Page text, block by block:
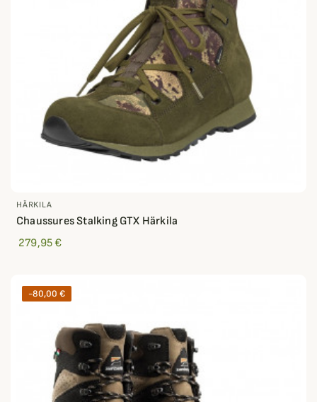
HÄRKILA
Chaussures Stalking GTX Härkila
279,95 €
-80,00 €